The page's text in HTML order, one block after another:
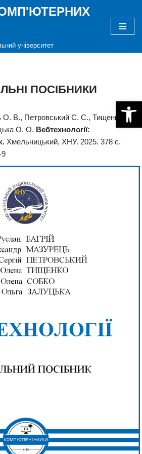
університет
ПОСІБНИКИ
О. В., Петровський С. С., Тищенко О.
О. О. Вебтехнології:
Хмельницький, ХНУ. 2025. 378 с.
9